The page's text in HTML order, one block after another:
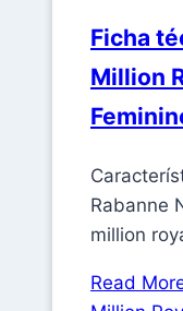
Ficha
Million
Rabanne
million
Read